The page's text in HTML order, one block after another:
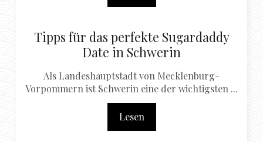
Tipps für das perfekte Sugardaddy
Date in Schwerin
Als Landeshauptstadt von Mecklenburg-
Vorpommern ist Schwerin eine der wichtigsten ...
Lesen